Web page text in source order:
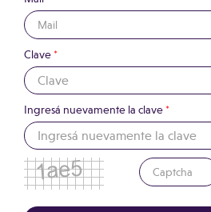
Clave *
Ingresá nuevamente la clave *